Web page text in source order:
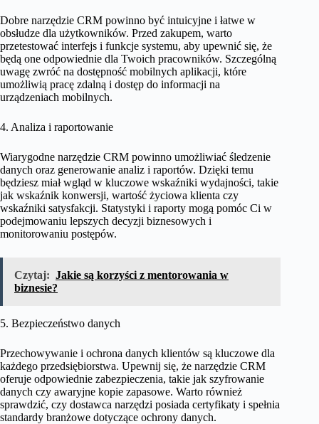
Dobre narzędzie CRM powinno być intuicyjne i łatwe w
obsłudze dla użytkowników. Przed zakupem, warto
przetestować interfejs i funkcje systemu, aby upewnić się, że
będą one odpowiednie dla Twoich pracowników. Szczególną
uwagę zwróć na dostępność mobilnych aplikacji, które
umożliwią pracę zdalną i dostęp do informacji na
urządzeniach mobilnych.
4. Analiza i raportowanie
Wiarygodne narzędzie CRM powinno umożliwiać śledzenie
danych oraz generowanie analiz i raportów. Dzięki temu
będziesz miał wgląd w kluczowe wskaźniki wydajności, takie
jak wskaźnik konwersji, wartość życiowa klienta czy
wskaźniki satysfakcji. Statystyki i raporty mogą pomóc Ci w
podejmowaniu lepszych decyzji biznesowych i
monitorowaniu postępów.
Czytaj: Jakie są korzyści z mentorowania w
biznesie?
5. Bezpieczeństwo danych
Przechowywanie i ochrona danych klientów są kluczowe dla
każdego przedsiębiorstwa. Upewnij się, że narzędzie CRM
oferuje odpowiednie zabezpieczenia, takie jak szyfrowanie
danych czy awaryjne kopie zapasowe. Warto również
sprawdzić, czy dostawca narzędzi posiada certyfikaty i spełnia
standardy branżowe dotyczące ochrony danych.